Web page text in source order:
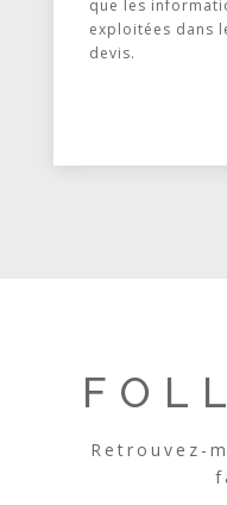
que les
exploitées dans
devis.
Retrouvez-